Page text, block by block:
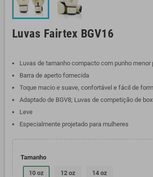
Luvas Fairtex BGV16
Luvas de tamanho compacto com punho menor
Barra de aperto fornecida
Toque macio e suave, confortável e fácil de
Adaptado de BGV8; Luvas de competição de
Leve
Especialmente projetado para mulheres
Tamanho
10 oz 12 oz 14 oz